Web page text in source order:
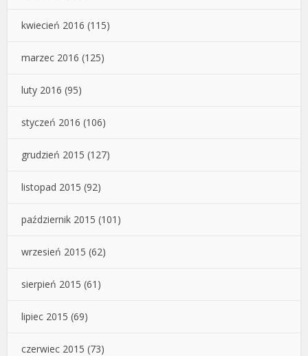
kwiecień 2016 (115)
marzec 2016 (125)
luty 2016 (95)
styczeń 2016 (106)
grudzień 2015 (127)
listopad 2015 (92)
październik 2015 (101)
wrzesień 2015 (62)
sierpień 2015 (61)
lipiec 2015 (69)
czerwiec 2015 (73)